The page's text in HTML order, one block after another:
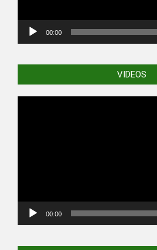
00:00
VIDEOS
00:00